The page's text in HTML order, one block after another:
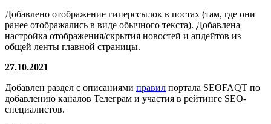
Добавлено отображение гиперссылок в постах (там, где они
ранее отображались в виде обычного текста). Добавлена
настройка отображения/скрытия новостей и апдейтов из
общей ленты главной страницы.
27.10.2021
Добавлен раздел с описаниями правил портала SEOFAQT по
добавлению каналов Телеграм и участия в рейтинге SEO-
специалистов.